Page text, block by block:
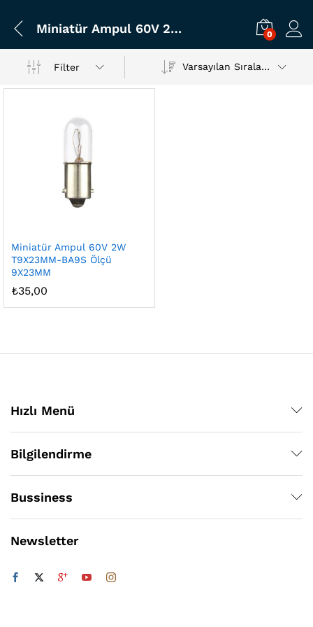
Miniatür Ampul 60V 2W T9X23MM-BA9S Ölçü 9X23MM 0
Filter Varsayılan Sıralama
Miniatür Ampul 60V 2W
T9X23MM-BA9S Ölçü
9X23MM
₺35,00
Hızlı Menü
Bilgilendirme
Bussiness
Newsletter